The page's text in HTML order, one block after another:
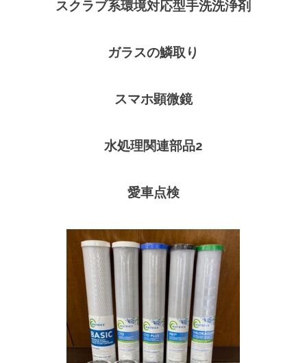
スクラブ系環境対応型手洗洗浄剤
ガラスの鱗取り
スマホ顕微鏡
水処理関連部品2
愛車点検